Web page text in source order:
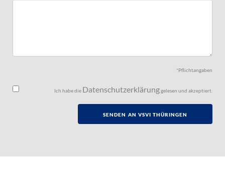
*Pflichtangaben
Ich habe die Datenschutzerklärunggelesen und akzeptiert.